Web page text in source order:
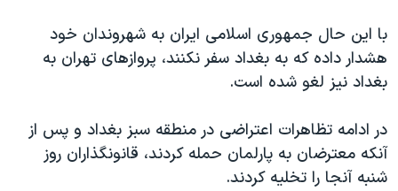
با این حال جمهوری اسلامی ایران به شهروندان خود
هشدار داده که به بغداد سفر نکنند، پروازهای تهران به
بغداد نیز لغو شده است.
در ادامه تظاهرات اعتراضی در منطقه سبز بغداد و پس از
آنکه معترضان به پارلمان حمله کردند، قانونگذاران روز
شنبه آنجا را تخلیه کردند.